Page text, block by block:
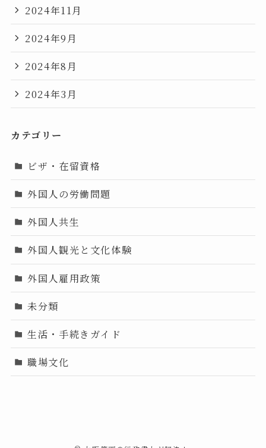
2024年11月
2024年9月
2024年8月
2024年3月
カテゴリー
ビザ・在留資格
外国人の労働問題
外国人共生
外国人観光と文化体験
外国人雇用政策
未分類
生活・手続きガイド
職場文化